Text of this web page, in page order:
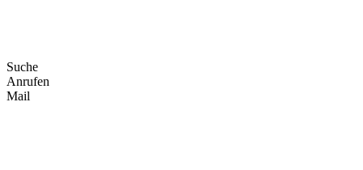
Suche
Anrufen
Mail